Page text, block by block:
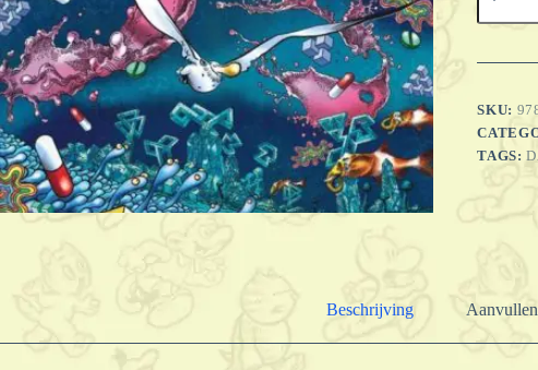
Wat
goed
aantal
SKU:
TAGS:
Beschrijving